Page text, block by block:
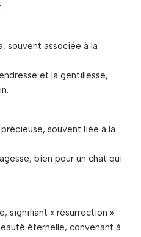
souvent associée à la
et la gentillesse,
souvent liée à la
bien pour un chat qui
signifiant « résurrection ».
éternelle, convenant à